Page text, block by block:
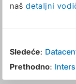
našdetaljni
Sledeće:
Prethodno: